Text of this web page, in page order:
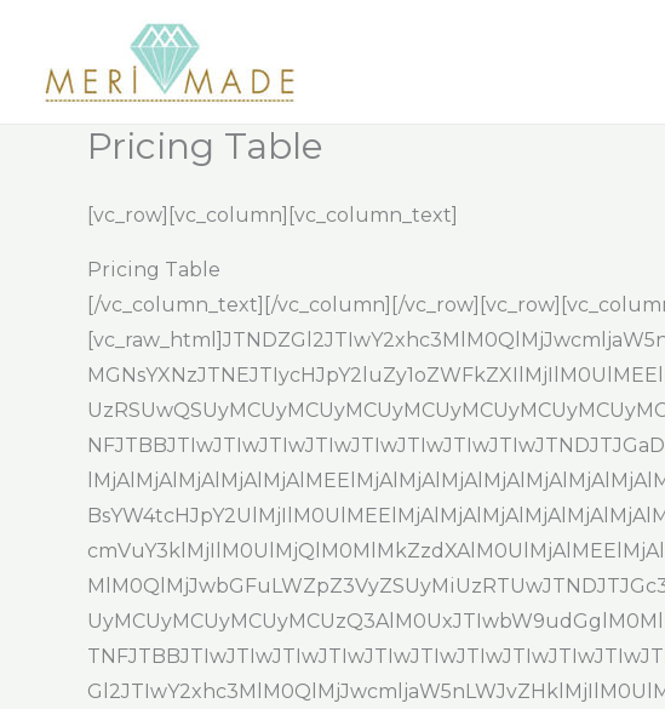
Pricing Table
[vc_row][vc_column][vc_column_text]
Pricing Table
[/vc_column_text][/vc_column][/